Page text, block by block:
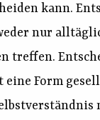
kann.
nur
treffen.
Form